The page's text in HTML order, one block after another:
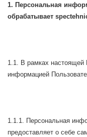
1. Персональная
обрабатывает
1.1. В рамках настоящей
информацией
1.1.1. Персональная
предоставляет о себе